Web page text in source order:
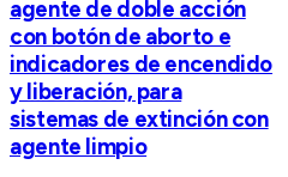
agente de doble acción
con botón de aborto e
indicadores de encendido
y liberación, para
sistemas de extinción con
agente limpio